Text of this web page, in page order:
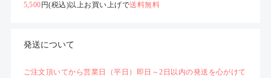
5,500 円(税込)以上お買い上げで送料無料
発送について
ご注文頂いてから営業日（平日）即日～2日以内の発送を心がけて